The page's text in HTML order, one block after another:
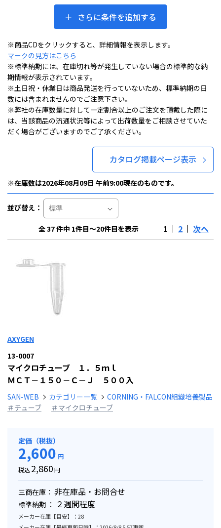
さらに条件を追加する
※商品CDをクリックすると、詳細情報を表示します。
マークの見方はこちら
※標準納期には、在庫切れ等が発生していない場合の標準的な納
期情報が表示されています。
※土日祝・休業日は商品発送を行っていないため、標準納期の日
数には含まれませんのでご注意下さい。
※弊社の在庫数量に対して一定割合以上のご注文を頂戴した際に
は、当該商品の流通状況等によって出荷数量をご相談させていた
だく場合がございますのでご了承ください。
カタログ掲載ページ表示
※在庫数は2026年08月09日 午前9:00現在のものです。
並び替え：
全 37 件中 1件目～20件目を表示 1 2 次へ
AXYGEN
13-0007
マイクロチューブ １．５ｍｌ
ＭＣＴ－１５０－Ｃ－Ｊ ５００入
SAN-WEB カテゴリー一覧
CORNING・FALCON組織培養製品
＃チューブ
＃マイクロチューブ
定価（税抜）
2,600 円
税込 2,860円
三商在庫： 非在庫品・お問合せ
標準納期 ： ２週間程度
メーカー在庫【目安】：28